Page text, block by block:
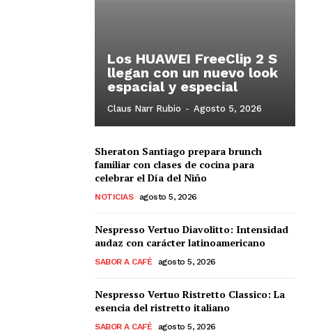
Los HUAWEI FreeClip 2 S
llegan con un nuevo look
espacial y especial
Claus Narr Rubio - Agosto 5, 2026
Sheraton Santiago prepara brunch
familiar con clases de cocina para
celebrar el Día del Niño
NOTICIAS agosto 5, 2026
Nespresso Vertuo Diavolitto: Intensidad
audaz con carácter latinoamericano
SABOR A CAFÉ agosto 5, 2026
Nespresso Vertuo Ristretto Classico: La
esencia del ristretto italiano
SABOR A CAFÉ agosto 5, 2026